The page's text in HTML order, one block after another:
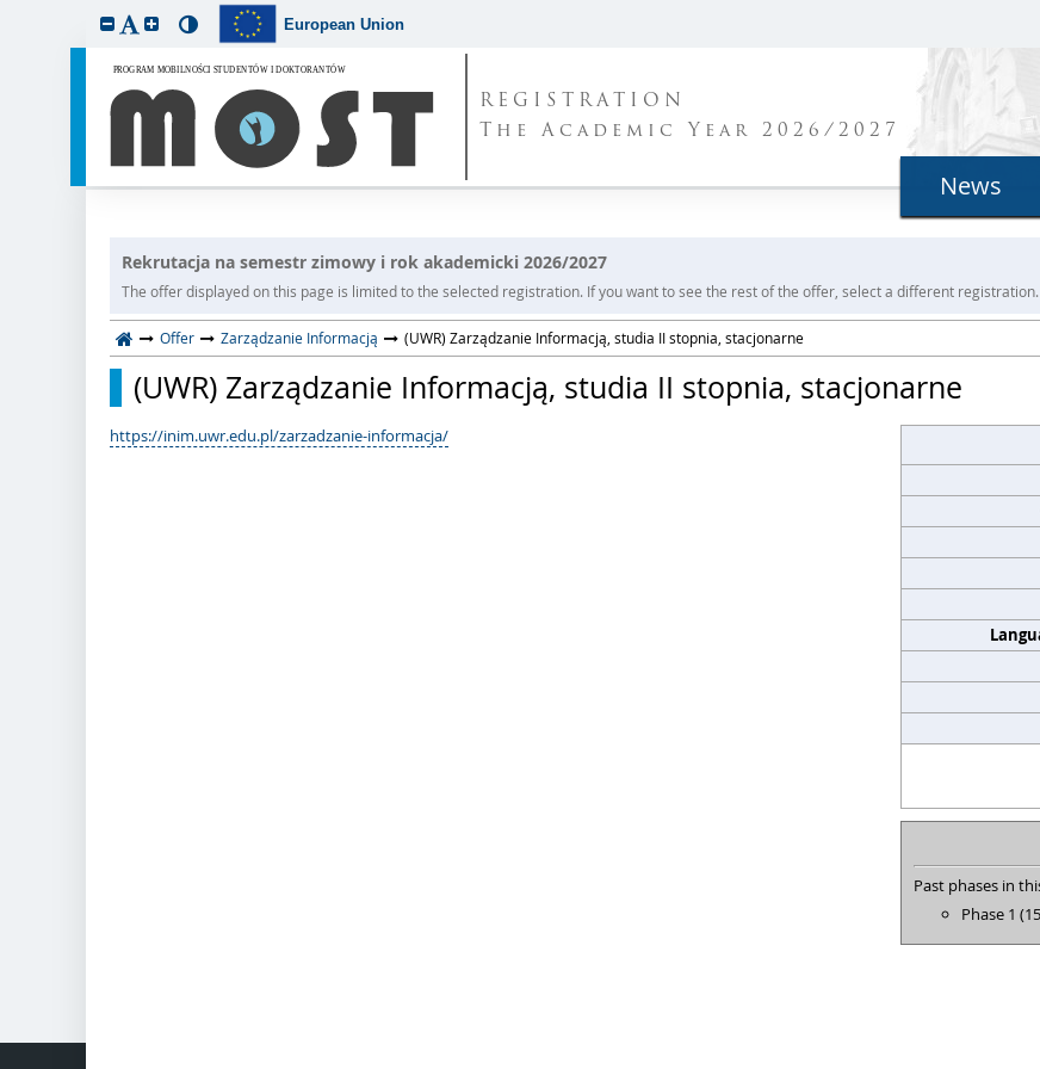
European Union
REGISTRATION
The Academic Year 2026/2027
News
Rekrutacja na semestr zimowy i rok akademicki 2026/2027
The offer displayed on this page is limited to the selected registration. If you want to see the rest of the offer, select a different registration.
Offer Zarządzanie Informacją (UWR) Zarządzanie Informacją, studia II stopnia, stacjonarne
(UWR) Zarządzanie Informacją, studia II stopnia, stacjonarne
Past phases in
Phase 1
https://inim.uwr.edu.pl/zarzadzanie-informacja/